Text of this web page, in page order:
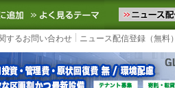
流ニュースをお届けします。物
お気に入りに追加 よく見るテー
するお問い合わせ ニュース配信登録（無料）